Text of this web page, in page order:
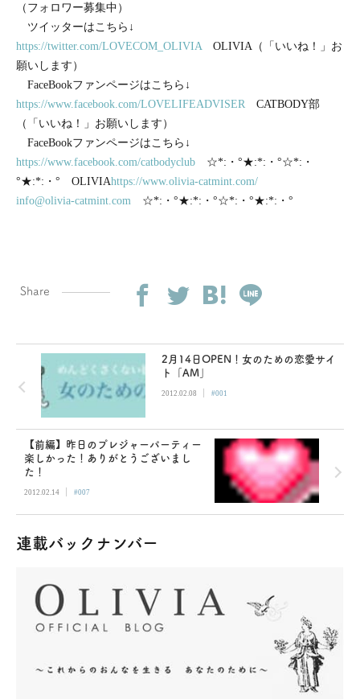
（フォロワー募集中）
ツイッターはこちら↓
https://twitter.com/LOVECOM_OLIVIA OLIVIA（「いいね！」お
願いします）
FaceBookファンページはこちら↓
https://www.facebook.com/LOVELIFEADVISER CATBODY部
（「いいね！」お願いします）
FaceBookファンページはこちら↓
https://www.facebook.com/catbodyclub ☆*:・°★:*:・°☆*:・
°★:*:・° OLIVIAhttps://www.olivia-catmint.com/
info@olivia-catmint.com ☆*:・°★:*:・°☆*:・°★:*:・°
Share
2月14日OPEN！女のための恋愛サイ
ト「AM」
2012.02.08 | #001
【前編】昨日のプレジャーパーティー
楽しかった！ありがとうございまし
た！
2012.02.14 | #007
連載バックナンバー